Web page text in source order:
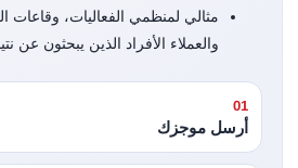
مثالي لمنظمي الفعاليات، وقاعات
والعملاء الأفراد الذين يبحثون عن
01
أرسل موجزك